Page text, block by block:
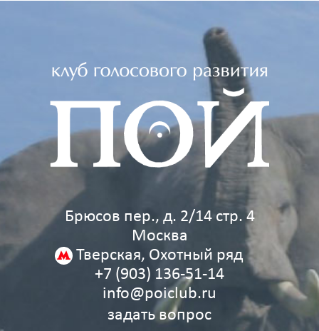
Брюсов пер., д. 2/14 стр. 4
Москва
Тверская, Охотный ряд
+7 (903) 136‑51‑14
info@poiclub.ru
задать вопрос